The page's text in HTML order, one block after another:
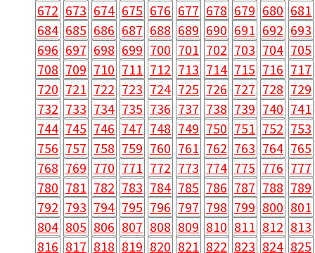
672 673 674 675 676 677 678 679 680 681
684 685 686 687 688 689 690 691 692 693
696 697 698 699 700 701 702 703 704 705
708 709 710 711 712 713 714 715 716 717
720 721 722 723 724 725 726 727 728 729
732 733 734 735 736 737 738 739 740 741
744 745 746 747 748 749 750 751 752 753
756 757 758 759 760 761 762 763 764 765
768 769 770 771 772 773 774 775 776 777
780 781 782 783 784 785 786 787 788 789
792 793 794 795 796 797 798 799 800 801
804 805 806 807 808 809 810 811 812 813
816 817 818 819 820 821 822 823 824 825